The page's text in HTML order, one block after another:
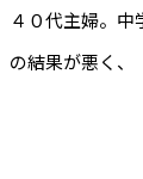
４０代主婦。
の結果が悪く